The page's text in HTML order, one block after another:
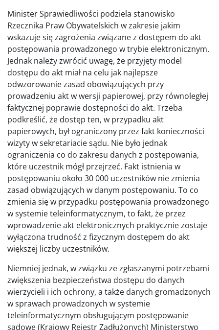
Minister Sprawiedliwości podziela stanowisko
Rzecznika Praw Obywatelskich w zakresie jakim
wskazuje się zagrożenia związane z dostępem do akt
postępowania prowadzonego w trybie elektronicznym.
Jednak należy zwrócić uwagę, że przyjęty model
dostępu do akt miał na celu jak najlepsze
odwzorowanie zasad obowiązujących przy
prowadzeniu akt w wersji papierowej, przy równoległej
faktycznej poprawie dostępności do akt. Trzeba
podkreślić, że dostęp ten, w przypadku akt
papierowych, był ograniczony przez fakt konieczności
wizyty w sekretariacie sądu. Nie było jednak
ograniczenia co do zakresu danych z postępowania,
które uczestnik mógł przejrzeć. Fakt istnienia w
postępowaniu około 30 000 uczestników nie zmienia
zasad obwiązujących w danym postępowaniu. To co
zmienia się w przypadku postępowania prowadzonego
w systemie teleinformatycznym, to fakt, że przez
wprowadzenie akt elektronicznych praktycznie zostaje
wyłączona trudność z fizycznym dostępem do akt
większej liczby uczestników.
Niemniej jednak, w związku ze zgłaszanymi potrzebami
zwiększenia bezpieczeństwa dostępu do danych
wierzycieli i ich ochrony, a także danych gromadzonych
w sprawach prowadzonych w systemie
teleinformatycznym obsługującym postępowanie
sądowe (Krajowy Rejestr Zadłużonych) Ministerstwo